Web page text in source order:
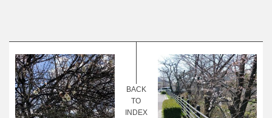
BACK
TO
INDEX